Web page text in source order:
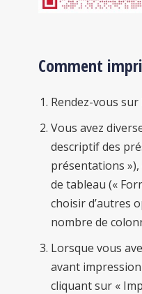
Comment
Rendez-vous
Vous avez
descriptif des
présentations
de tableau («
choisir d’autres
nombre de
Lorsque vous
avant
cliquant sur «